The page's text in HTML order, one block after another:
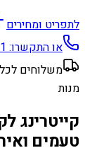
לתפריט ומחירים
או התקשרו:
משלוחים
מנות
קייטרינג
טעמים